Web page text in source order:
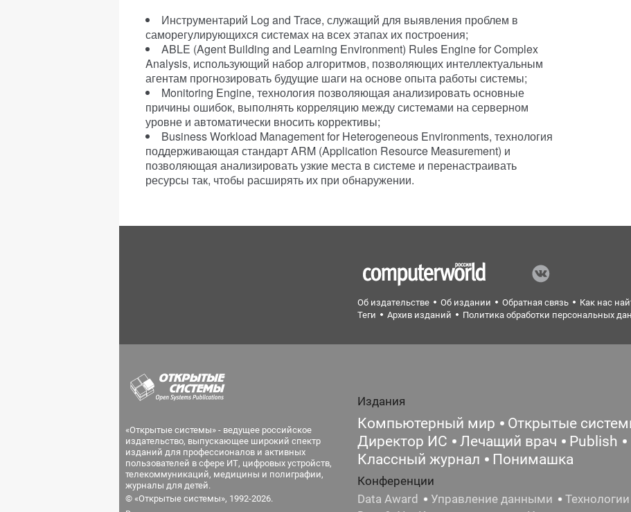
Инструментарий Log and Trace, служащий для выявления проблем в
саморегулирующихся системах на всех этапах их построения;
ABLE (Agent Building and Learning Environment) Rules Engine for Complex
Analysis, использующий набор алгоритмов, позволяющих интеллектуальным
агентам прогнозировать будущие шаги на основе опыта работы системы;
Monitoring Engine, технология позволяющая анализировать основные
причины ошибок, выполнять корреляцию между системами на серверном
уровне и автоматически вносить коррективы;
Business Workload Management for Heterogeneous Environments, технология
поддерживающая стандарт ARM (Application Resource Measurement) и
позволяющая анализировать узкие места в системе и перенастраивать
ресурсы так, чтобы расширять их при обнаружении.
Об издательстве Об издании Обратная связь Как нас
Теги
Архив изданий Политика обработки персональных
«Открытые системы» - ведущее российское
издательство, выпускающее широкий спектр
изданий для профессионалов и активных
пользователей в сфере ИТ, цифровых устройств,
телекоммуникаций, медицины и полиграфии,
журналы для детей.
© «Открытые системы», 1992-2026.
Издания
Компьютерный мир
Открытые
Директор ИС
Лечащий врач
Publish
Классный журнал
Понимашка
Конференции
Data Award
Управление данными